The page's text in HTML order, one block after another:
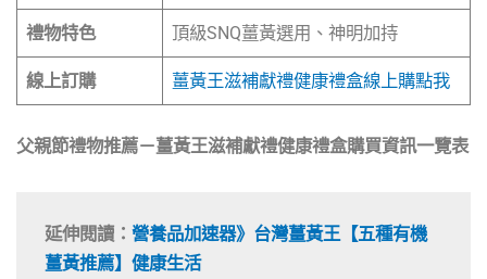
禮物特色 頂級SNQ薑黃選用、神明加持
線上訂購 薑黃王滋補獻禮健康禮盒線上購點我
父親節禮物推薦－薑黃王滋補獻禮健康禮盒購買資訊一覽表
延伸閱讀：營養品加速器》台灣薑黃王【五種有機
薑黃推薦】健康生活